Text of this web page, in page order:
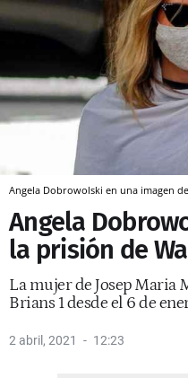
Angela Dobrowolski en una imagen
Angela
la prisión de
La mujer de Josep Maria
Brians 1 desde el 6 de
2 abril, 2021 12:23